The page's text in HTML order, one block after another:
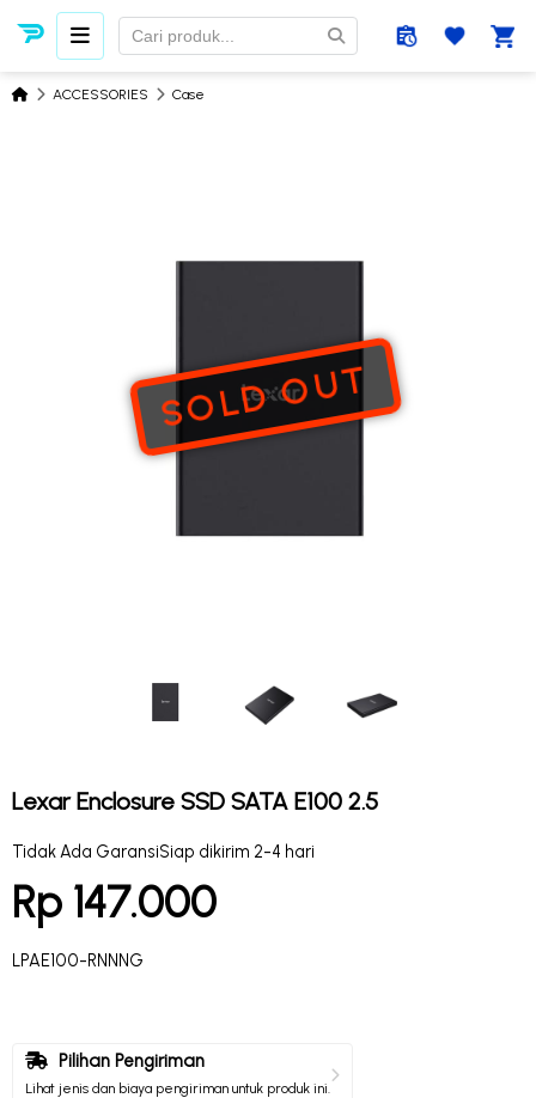
ACCESSORIES Case
SOLD OUT
Lexar Enclosure SSD SATA E100 2.5
Tidak Ada GaransiSiap dikirim 2-4 hari
Rp 147.000
LPAE100-RNNNG
Pilihan Pengiriman
Lihat jenis dan biaya pengiriman untuk produk ini.